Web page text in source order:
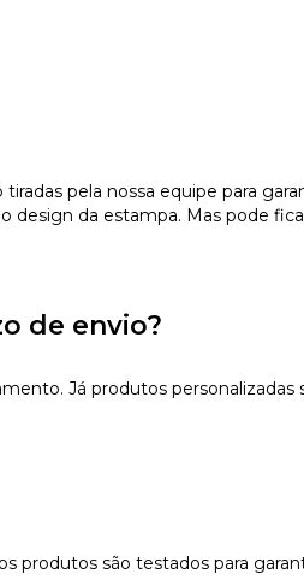
pela nossa equipe para
design da estampa. Mas pode
de envio?
Já produtos personalizadas
produtos são testados para